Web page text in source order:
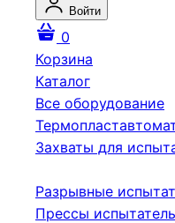
Войти
0
Корзина
Каталог
Все оборудование
Захваты для
Разрывные
Прессы